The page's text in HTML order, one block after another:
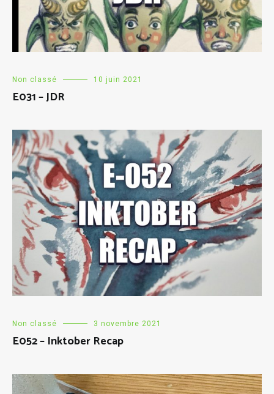
Non classé 10 juin 2021
E031 – JDR
Non classé 3 novembre 2021
E052 – Inktober Recap